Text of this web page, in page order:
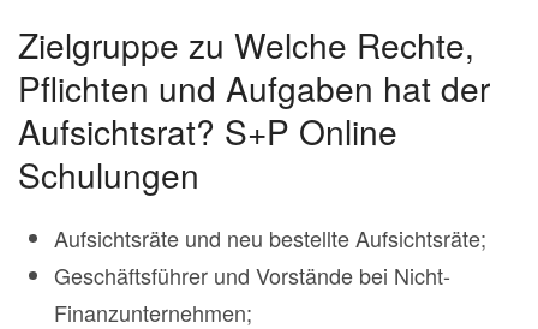
Zielgruppe zu Welche Rechte,
Pflichten und Aufgaben hat der
Aufsichtsrat? S+P Online
Schulungen
Aufsichtsräte und neu bestellte Aufsichtsräte;
Geschäftsführer und Vorstände bei Nicht-
Finanzunternehmen;